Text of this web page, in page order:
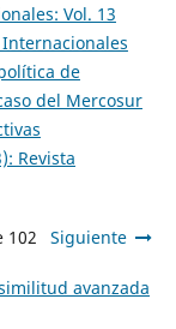
Vol. 13
Internacionales
de
del Mercosur
Revista
102 Siguiente
avanzada